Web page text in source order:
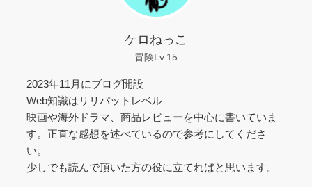
ケロねっこ
冒険Lv.15
2023年11月にブログ開設
Web知識はリリパットレベル
映画や海外ドラマ、商品レビューを中心に書いていま
す。正直な感想を述べているので参考にしてくださ
い。
少しでも読んで頂いた方の役に立てればと思います。